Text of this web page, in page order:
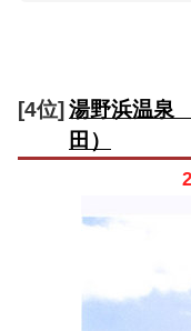
[4位] 湯野浜温泉
田）
2